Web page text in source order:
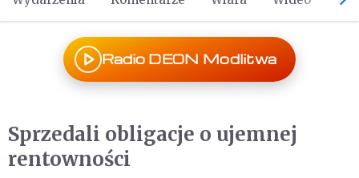
Radio DEON Modlitwa
Sprzedali obligacje o ujemnej
rentowności